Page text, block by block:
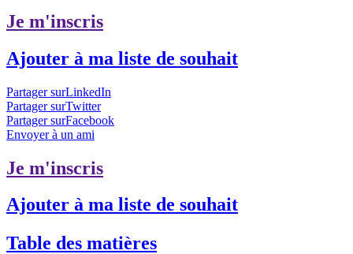
Je m'inscris
Ajouter à ma liste de souhait
Partager surLinkedIn
Partager surTwitter
Partager surFacebook
Envoyer à un ami
Je m'inscris
Ajouter à ma liste de souhait
Table des matières